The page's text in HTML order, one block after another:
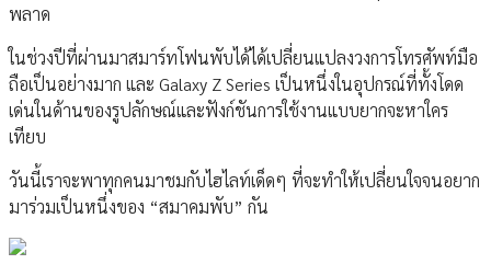
พลาด
ในช่วงปีที่ผ่านมาสมาร์ทโฟนพับได้ได้เปลี่ยนแปลงวงการโทรศัพท์มือ
ถือเป็นอย่างมาก และ Galaxy Z Series เป็นหนึ่งในอุปกรณ์ที่ทั้งโดด
เด่นในด้านของรูปลักษณ์และฟังก์ชันการใช้งานแบบยากจะหาใคร
เทียบ
วันนี้เราจะพาทุกคนมาชมกับไฮไลท์เด็ดๆ ที่จะทำให้เปลี่ยนใจจนอยาก
มาร่วมเป็นหนึ่งของ “สมาคมพับ” กัน